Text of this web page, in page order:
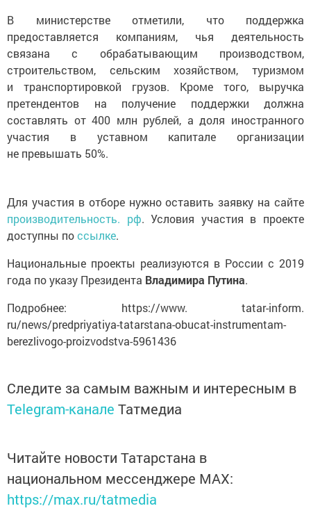
В министерстве отметили, что поддержка
предоставляется компаниям, чья деятельность
связана с обрабатывающим производством,
строительством, сельским хозяйством, туризмом
и транспортировкой грузов. Кроме того, выручка
претендентов на получение поддержки должна
составлять от 400 млн рублей, а доля иностранного
участия в уставном капитале организации
не превышать 50%.
Для участия в отборе нужно оставить заявку на сайте
производительность. рф. Условия участия в проекте
доступны поссылке.
Национальные проекты реализуются в России с 2019
года по указу Президента Владимира Путина.
Подробнее: https://www. tatar-inform.
ru/news/predpriyatiya-tatarstana-obucat-instrumentam-
berezlivogo-proizvodstva-5961436
Следите за самым важным и интересным в
Telegram-канале Татмедиа
Читайте новости Татарстана в
национальном мессенджере MАХ:
https://max.ru/tatmedia